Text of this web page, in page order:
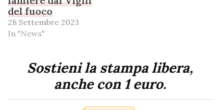
del fuoco
28 Settembre 2023
In "News"
Sostieni la stampa libera,
anche con 1 euro.